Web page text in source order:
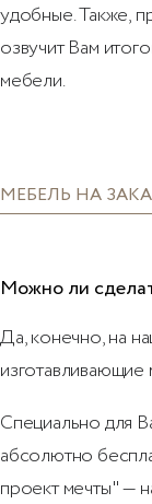
удобные. Также,
озвучит Вам
мебели.
МЕБЕЛЬ НА
Можно ли
Да, конечно, на
Специально для
абсолютно
проект мечты" —